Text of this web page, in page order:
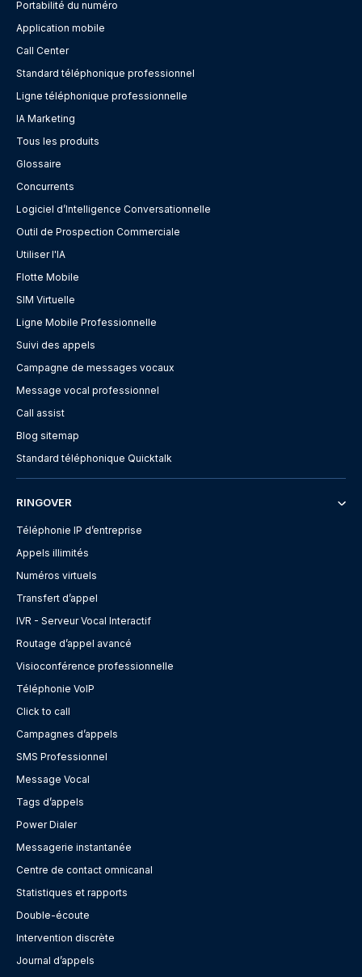
Portabilité du numéro
Application mobile
Call Center
Standard téléphonique professionnel
Ligne téléphonique professionnelle
IA Marketing
Tous les produits
Glossaire
Concurrents
Logiciel d’Intelligence Conversationnelle
Outil de Prospection Commerciale
Utiliser l'IA
Flotte Mobile
SIM Virtuelle
Ligne Mobile Professionnelle
Suivi des appels
Campagne de messages vocaux
Message vocal professionnel
Call assist
Blog sitemap
Standard téléphonique Quicktalk
RINGOVER
Téléphonie IP d’entreprise
Appels illimités
Numéros virtuels
Transfert d’appel
IVR - Serveur Vocal Interactif
Routage d’appel avancé
Visioconférence professionnelle
Téléphonie VoIP
Click to call
Campagnes d’appels
SMS Professionnel
Message Vocal
Tags d’appels
Power Dialer
Messagerie instantanée
Centre de contact omnicanal
Statistiques et rapports
Double-écoute
Intervention discrète
Journal d’appels